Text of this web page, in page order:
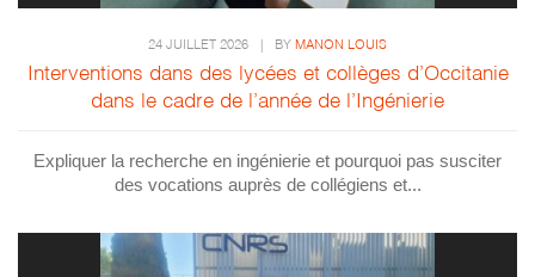
24 JUILLET 2026 BY MANON LOUIS
Interventions dans des lycées et collèges d’Occitanie
dans le cadre de l’année de l’Ingénierie
Expliquer la recherche en ingénierie et pourquoi pas susciter
des vocations auprès de collégiens et...